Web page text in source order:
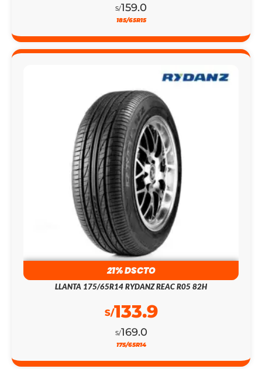
S/159.0
185/65R15
21% DSCTO
LLANTA 175/65R14 RYDANZ REAC R05 82H
S/169.0
S/133.9
175/65R14